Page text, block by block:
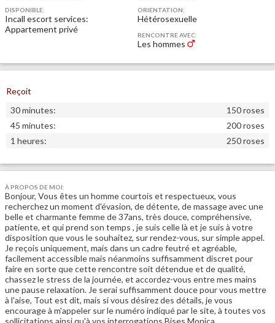
DISPONIBLE:
Incall escort services:
Appartement privé
ORIENTATION:
Hétérosexuelle
RENCONTRE AVEC:
Les hommes
Reçoit
30 minutes:
150 roses
45 minutes:
200 roses
1 heures:
250 roses
À PROPOS DE MOI:
Bonjour, Vous êtes un homme courtois et respectueux, vous
recherchez un moment d'évasion, de détente, de massage avec une
belle et charmante femme de 37ans, très douce, compréhensive,
patiente, et qui prend son temps , je suis celle là et je suis à votre
disposition que vous le souhaitez, sur rendez-vous, sur simple appel.
Je reçois uniquement, mais dans un cadre feutré et agréable,
facilement accessible mais néanmoins suffisamment discret pour
faire en sorte que cette rencontre soit détendue et de qualité,
chassez le stress de la journée, et accordez-vous entre mes mains
une pause relaxation. Je serai suffisamment douce pour vous mettre
à l'aise, Tout est dit, mais si vous désirez des détails, je vous
encourage à m'appeler sur le numéro indiqué par le site, à toutes vos